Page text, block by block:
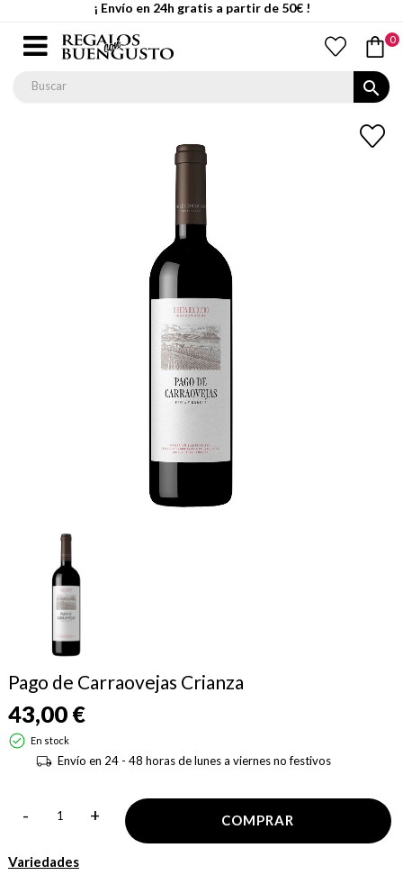
¡ Envío en 24h gratis a partir de 50€ !
0
search
Pago de Carraovejas Crianza
43,00 €
En stock
Envío en 24 - 48 horas de lunes a viernes no festivos
- + COMPRAR
Variedades